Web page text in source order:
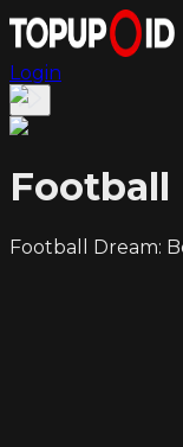
Login
Football
Football Dream: